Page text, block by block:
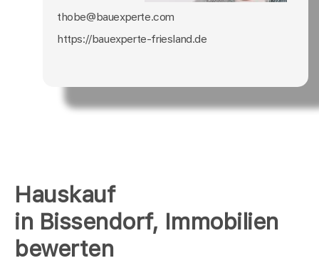
Hauskauf
in Bissendorf, Immobilien
bewerten
thobe@bauexperte.com
https://bauexperte-friesland.de